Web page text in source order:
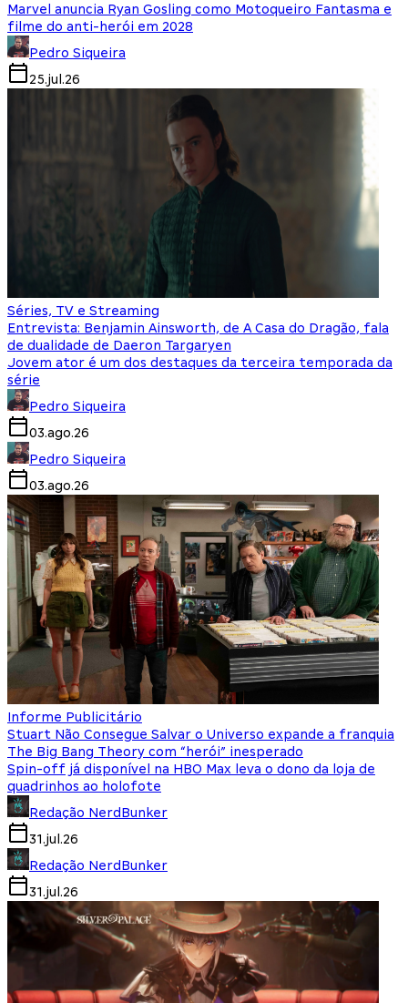
Marvel anuncia Ryan Gosling como Motoqueiro Fantasma e
filme do anti-herói em 2028
Pedro Siqueira
25.jul.26
Séries, TV e Streaming
Entrevista: Benjamin Ainsworth, de A Casa do Dragão, fala
de dualidade de Daeron Targaryen
Jovem ator é um dos destaques da terceira temporada da
série
Pedro Siqueira
03.ago.26
Pedro Siqueira
03.ago.26
Informe Publicitário
Stuart Não Consegue Salvar o Universo expande a franquia
The Big Bang Theory com “herói” inesperado
Spin-off já disponível na HBO Max leva o dono da loja de
quadrinhos ao holofote
Redação NerdBunker
31.jul.26
Redação NerdBunker
31.jul.26